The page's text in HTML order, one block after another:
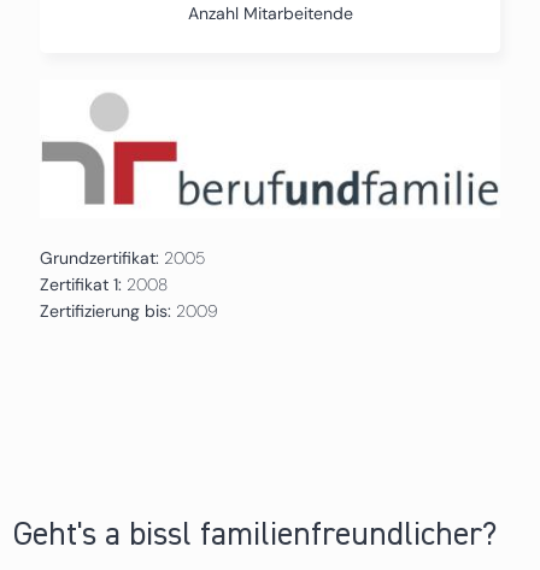
Anzahl Mitarbeitende
Grundzertifikat: 2005
Zertifikat 1: 2008
Zertifizierung bis: 2009
Geht's a bissl familienfreundlicher?